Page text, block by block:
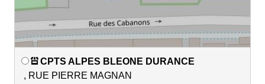
CPTS ALPES BLEONE DURANCE
, RUE PIERRE MAGNAN